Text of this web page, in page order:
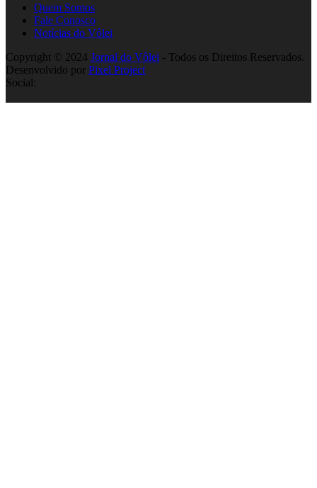
Quem Somos
Fale Conosco
Notícias do Vôlei
Copyright © 2024 Jornal do Vôlei - Todos os Direitos Reservados.
Desenvolvido por Pixel Project
Social: